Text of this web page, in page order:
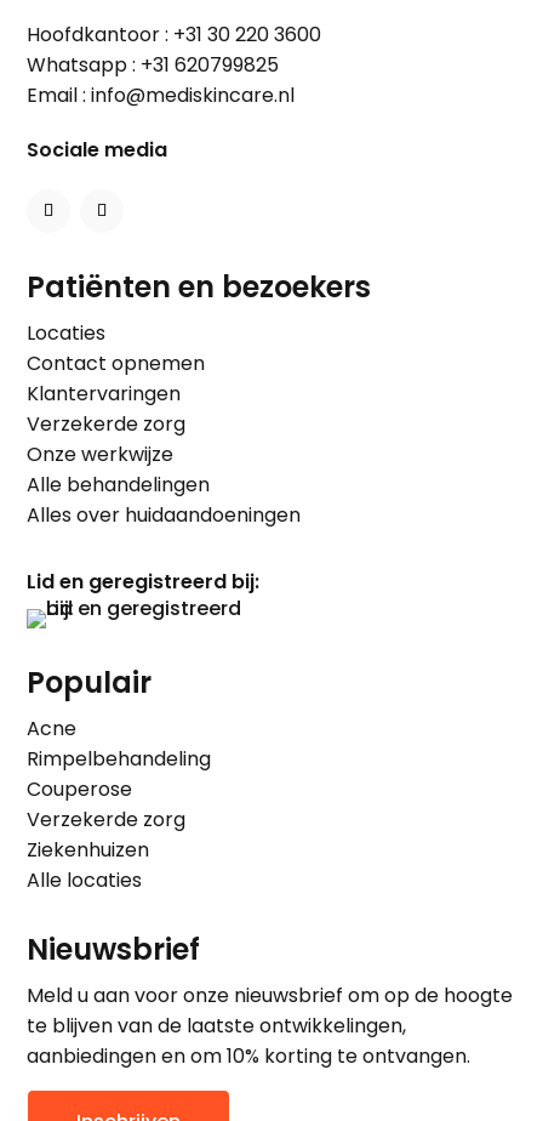
Hoofdkantoor : +31 30 220 3600
Whatsapp : +31 620799825
Email : info@mediskincare.nl
Sociale media
Patiënten en bezoekers
Locaties
Contact opnemen
Klantervaringen
Verzekerde zorg
Onze werkwijze
Alle behandelingen
Alles over huidaandoeningen
Lid en geregistreerd bij:
Populair
Acne
Rimpelbehandeling
Couperose
Verzekerde zorg
Ziekenhuizen
Alle locaties
Nieuwsbrief
Meld u aan voor onze nieuwsbrief om op de hoogte
te blijven van de laatste ontwikkelingen,
aanbiedingen en om 10% korting te ontvangen.